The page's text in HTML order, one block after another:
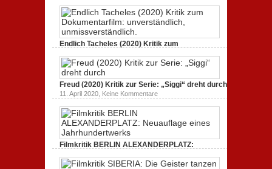
Dokumentarfilm. Bullenritt durch ein
gespaltenes Amerika.
3. Oktober 2020,Keine Kommentarezu
UND
STAUB
Kritik
zum
Bullenritt
durch
ein
Endlich Tacheles (2020) Kritik zum
Dokumentarfilm: unverständlich,
unmissverständlich.
19. Mai 2020,Keine Kommentare
Endlich
Tacheles
(2020)
unverständlich,
Freud (2020) Kritik zur Serie: „Siggi“ dreht durch
11. April 2020, Keine Kommentarezu
Freud
(2020)
zur
dreht
durch
Filmkritik BERLIN ALEXANDERPLATZ:
Neuauflage eines Jahrhundertwerks
1. März 2020,Keine Kommentarezu